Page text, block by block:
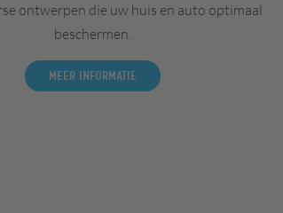
ontwerpen die uw huis en auto optimaal
beschermen.
Meer informatie